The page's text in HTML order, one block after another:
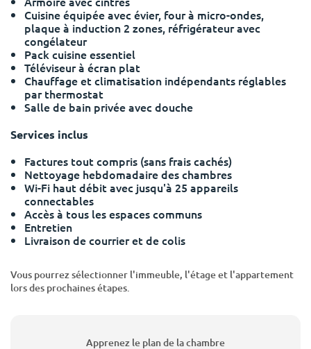
Cuisine équipée avec évier, four à micro-ondes,
plaque à induction 2 zones, réfrigérateur avec
congélateur
Pack cuisine essentiel
Téléviseur à écran plat
Chauffage et climatisation indépendants réglables
par thermostat
Salle de bain privée avec douche
Services inclus
Factures tout compris (sans frais cachés)
Nettoyage hebdomadaire des chambres
Wi-Fi haut débit avec jusqu'à 25 appareils
connectables
Accès à tous les espaces communs
Entretien
Livraison de courrier et de colis
Vous pourrez sélectionner l'immeuble, l'étage et l'appartement
lors des prochaines étapes.
Apprenez le plan de la chambre